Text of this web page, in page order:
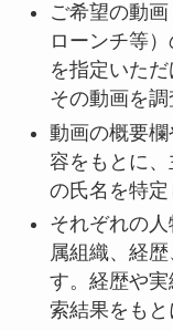
ご希望の動
ローンチ等
を指定いただ
その動画を調
動画の概要
容をもとに、
の氏名を特定
それぞれの
属組織、経
す。経歴や
索結果をもと